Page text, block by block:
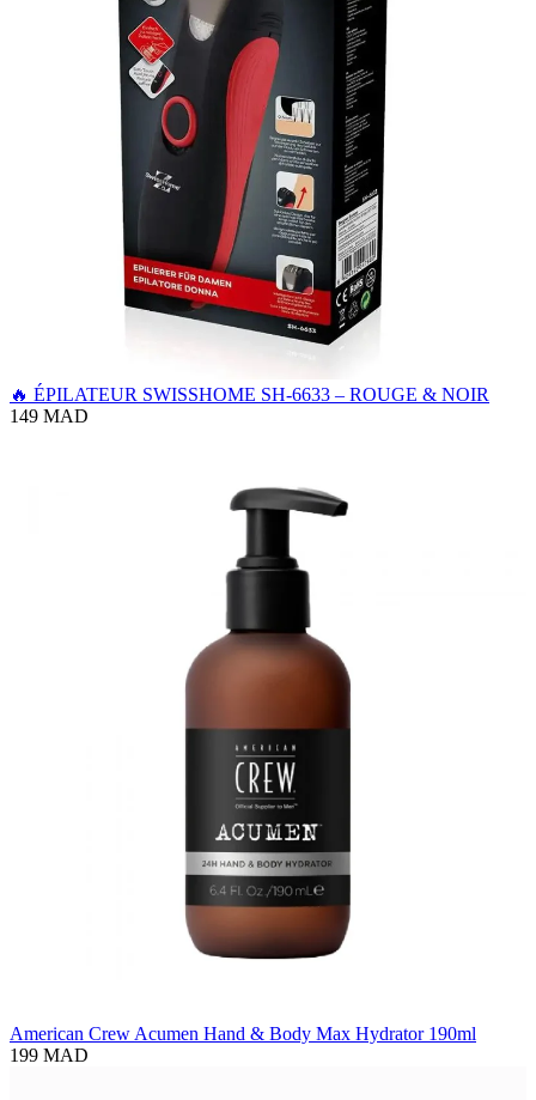
🔥 ÉPILATEUR SWISSHOME SH-6633 – ROUGE & NOIR
149 MAD
American Crew Acumen Hand & Body Max Hydrator 190ml
199 MAD